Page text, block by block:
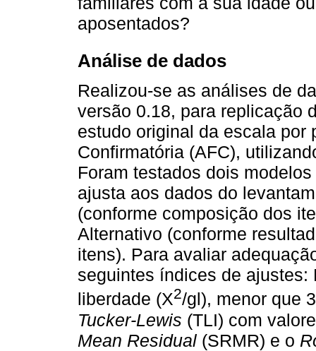
aposentados?
Análise de dados
Realizou-se as análises de
versão 0.18, para replicação
estudo original da escala por
Confirmatória (AFC),
Foram testados dois
ajusta aos dados do
(conforme composição dos
Alternativo (conforme
itens). Para avaliar
seguintes índices de ajustes:
liberdade (X2/gl), menor que
Tucker-Lewis (TLI) com
Mean Residual (SRMR) e o